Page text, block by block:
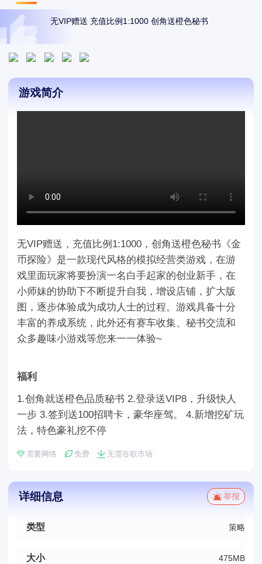
无VIP赠送 充值比例1:1000 创角送橙色秘书
游戏简介
无VIP赠送，充值比例1:1000，创角送橙色秘书《金
币探险》是一款现代风格的模拟经营类游戏，在游
戏里面玩家将要扮演一名白手起家的创业新手，在
小师妹的协助下不断提升自我，增设店铺，扩大版
图，逐步体验成为成功人士的过程。游戏具备十分
丰富的养成系统，此外还有赛车收集、秘书交流和
众多趣味小游戏等您来一一体验~
福利
1.创角就送橙色品质秘书 2.登录送VIP8，升级快人
一步 3.签到送100招聘卡，豪华座驾。 4.新增挖矿玩
法，特色豪礼挖不停
需要网络 免费 无需谷歌市场
详细信息 举报
类型 策略
大小 475MB